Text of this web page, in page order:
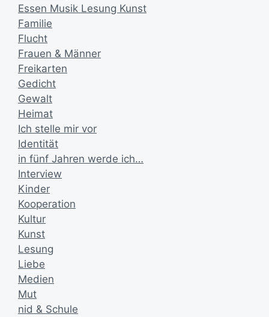
Essen Musik Lesung Kunst
Familie
Flucht
Frauen & Männer
Freikarten
Gedicht
Gewalt
Heimat
Ich stelle mir vor
Identität
in fünf Jahren werde ich…
Interview
Kinder
Kooperation
Kultur
Kunst
Lesung
Liebe
Medien
Mut
nid & Schule